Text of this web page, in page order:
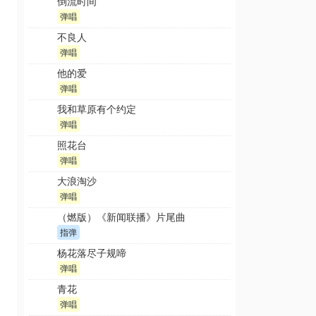
弹唱
不良人
弹唱
他的爱
弹唱
我和草原有个约定
弹唱
照花台
弹唱
大浪淘沙
弹唱
（燃版）《新闻联播》片尾曲
指弹
杨花落尽子规啼
弹唱
青花
弹唱